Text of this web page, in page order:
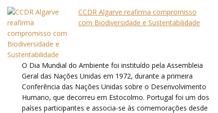
CCDR Algarve reafirma compromisso
com Biodiversidade e Sustentabilidade
O Dia Mundial do Ambiente foi instituído pela Assembleia
Geral das Nações Unidas em 1972, durante a primeira
Conferência das Nações Unidas sobre o Desenvolvimento
Humano, que decorreu em Estocolmo. Portugal foi um dos
países participantes e associa-se às comemorações desde